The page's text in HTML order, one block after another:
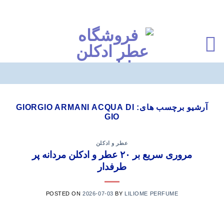
آرشیو برچسب های:
GIORGIO ARMANI ACQUA DI
GIO
عطر و ادکلن
مروری سریع بر ۲۰ عطر و ادکلن مردانه پر
طرفدار
POSTED ON2026-07-03 BY LILIOME PERFUME